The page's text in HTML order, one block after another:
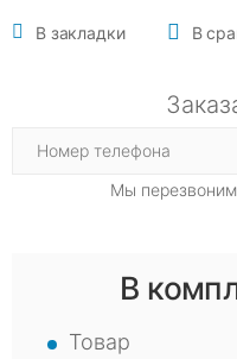
В закладки В
Мы
В
Товар